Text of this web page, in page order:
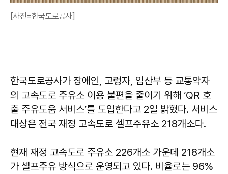
[사진=한국도로공사]
한국도로공사가 장애인, 고령자, 임산부 등 교통약자
의 고속도로 주유소 이용 불편을 줄이기 위해 ‘QR 호
출 주유도움 서비스’를 도입한다고 2일 밝혔다. 서비스
대상은 전국 재정 고속도로 셀프주유소 218개소다.
현재 재정 고속도로 주유소 226개소 가운데 218개소
가 셀프주유 방식으로 운영되고 있다. 비율로는 96%